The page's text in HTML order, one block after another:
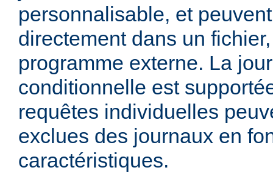
personnalisable, et
directement dans un
programme externe. La
conditionnelle est
requêtes individuelles
exclues des journaux en
caractéristiques.